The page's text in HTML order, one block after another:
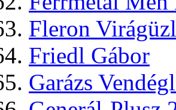
Fleron
Friedl Gábor
Garázs